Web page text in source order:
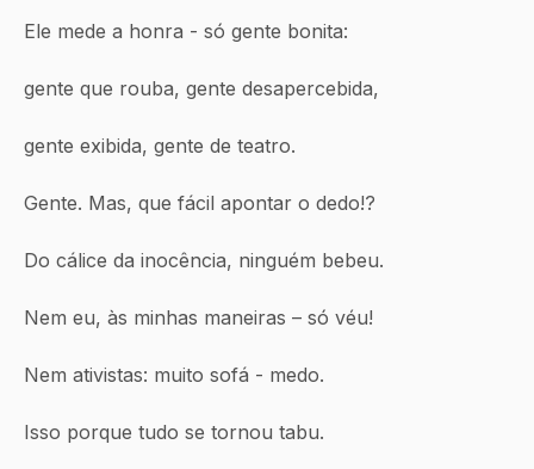
Ele mede a honra - só gente bonita:
gente que rouba, gente desapercebida,
gente exibida, gente de teatro.
Gente. Mas, que fácil apontar o dedo!?
Do cálice da inocência, ninguém bebeu.
Nem eu, às minhas maneiras – só véu!
Nem ativistas: muito sofá - medo.
Isso porque tudo se tornou tabu.